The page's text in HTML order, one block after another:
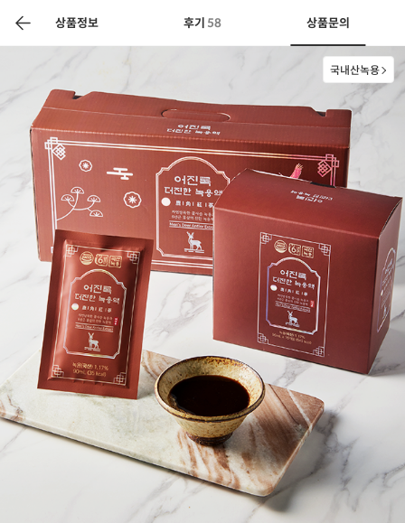
상품정보 후기 58 상품문의
농축산물할인 찬들마루 주문/배송
국내산녹용